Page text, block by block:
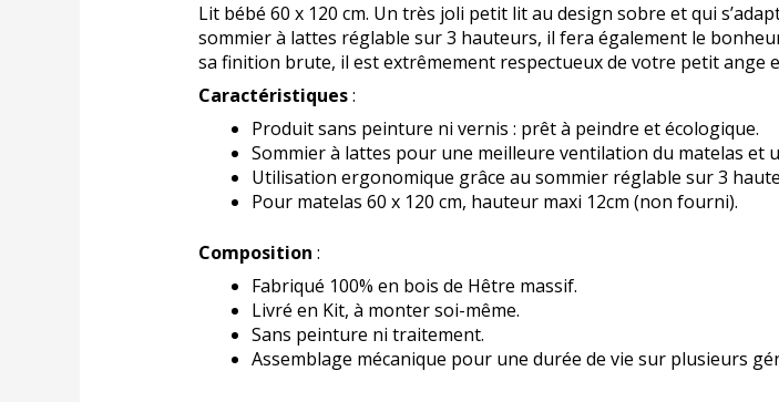
Lit bébé 60 x 120 cm. Un très joli petit lit au design sobre et qui
sommier à lattes réglable sur 3 hauteurs, il fera également le
sa finition brute, il est extrêmement respectueux de votre petit ange
Caractéristiques:
Produit sans peinture ni vernis : prêt à peindre et écologique.
Sommier à lattes pour une meilleure ventilation du matelas et
Utilisation ergonomique grâce au sommier réglable sur 3
Pour matelas 60 x 120 cm, hauteur maxi 12cm (non fourni).
Composition :
Fabriqué 100% en bois de Hêtre massif.
Livré en Kit, à monter soi-même.
Sans peinture ni traitement.
Assemblage mécanique pour une durée de vie sur plusieurs